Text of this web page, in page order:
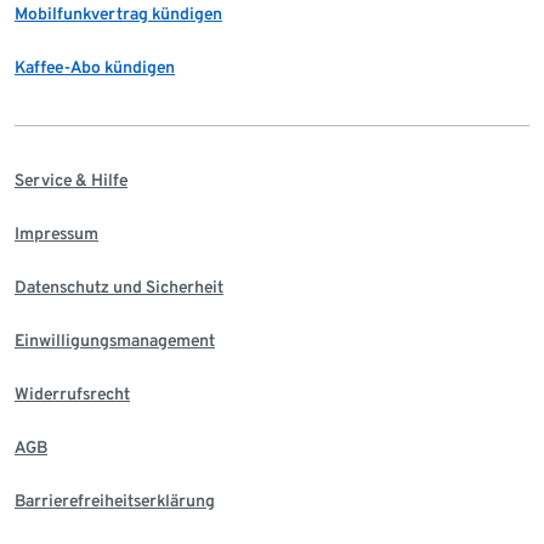
Mobilfunkvertrag kündigen
Kaffee-Abo kündigen
Service & Hilfe
Impressum
Datenschutz und Sicherheit
Einwilligungsmanagement
Widerrufsrecht
AGB
Barrierefreiheitserklärung